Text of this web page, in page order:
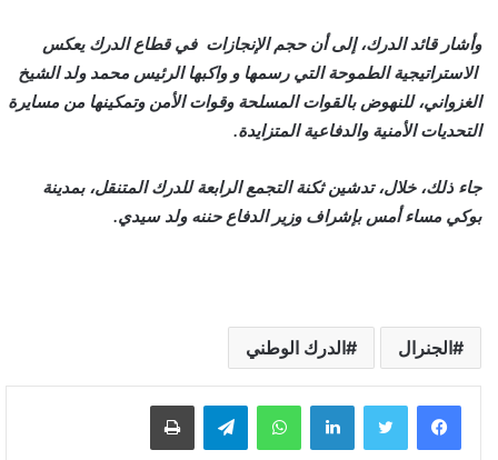
وأشار قائد الدرك، إلى أن حجم الإنجازات في قطاع الدرك يعكس
الاستراتيجية الطموحة التي رسمها و واكبها الرئيس محمد ولد الشيخ
الغزواني، للنهوض بالقوات المسلحة وقوات الأمن وتمكينها من مسايرة
التحديات الأمنية والدفاعية المتزايدة.
جاء ذلك، خلال، تدشين ثكنة التجمع الرابعة للدرك المتنقل، بمدينة
بوكي مساء أمس بإشراف وزير الدفاع حننه ولد سيدي.
الجنرال الدرك الوطني
لينكدإن واتساب